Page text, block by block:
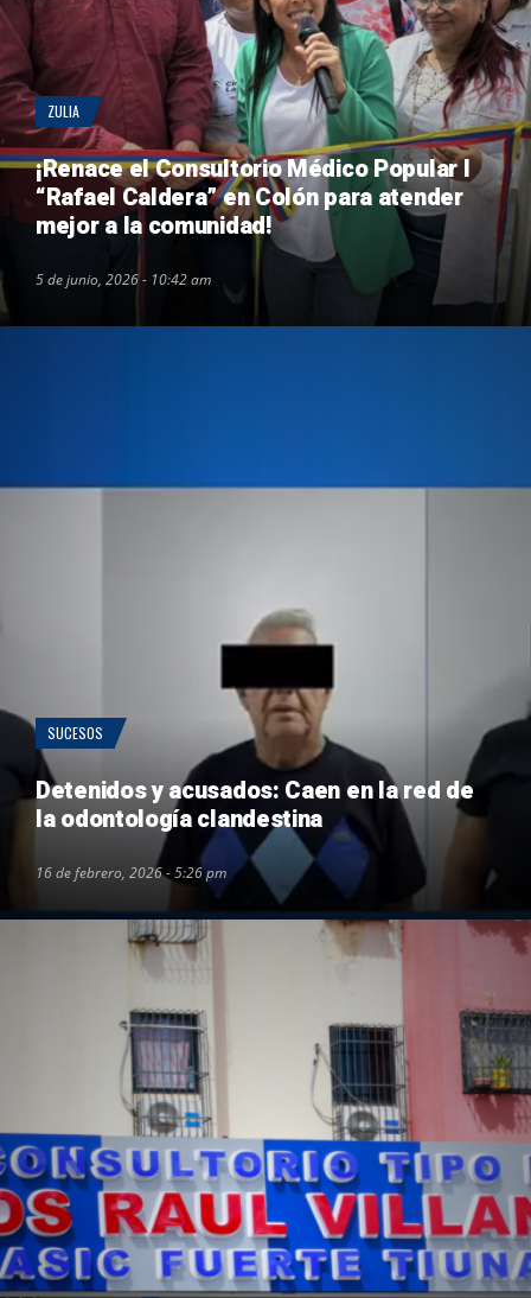
ZULIA
¡Renace el Consultorio Médico Popular I
“Rafael Caldera” en Colón para atender
mejor a la comunidad!
5 de junio, 2026 - 10:42 am
SUCESOS
Detenidos y acusados: Caen en la red de
la odontología clandestina
16 de febrero, 2026 - 5:26 pm